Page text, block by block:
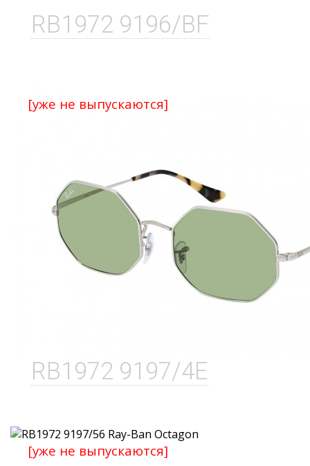
RB1972 9196/BF
RB1972 9197/4E
[уже не выпускаются]
[уже не выпускаются]